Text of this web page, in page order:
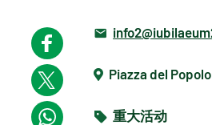
Piazza del Popolo
重大活动